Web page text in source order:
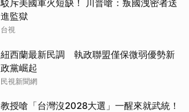
駁斥美國軍火短缺！ 川普嗆：叛國洩密者送
進監獄
台視
紐西蘭最新民調 執政聯盟僅保微弱優勢新
政黨崛起
民視新聞網
教授嗆「台灣沒2028大選」一醒來就武統！